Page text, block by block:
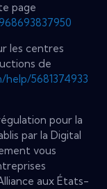
page
les centres
de
5681374933
pour la
par la Digital
vous
aux États-